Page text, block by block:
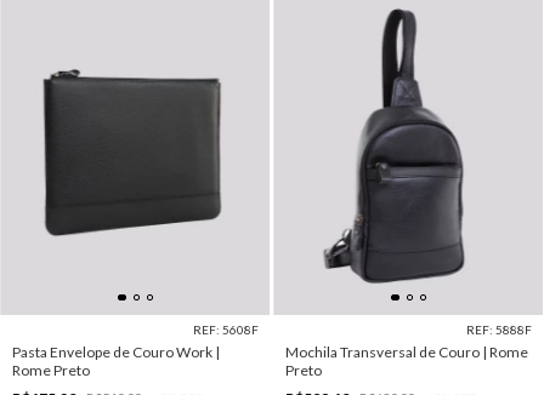
REF: 5608F
Pasta Envelope de Couro Work |
Rome Preto
REF: 5888F
Mochila Transversal de Couro | Rome
Preto